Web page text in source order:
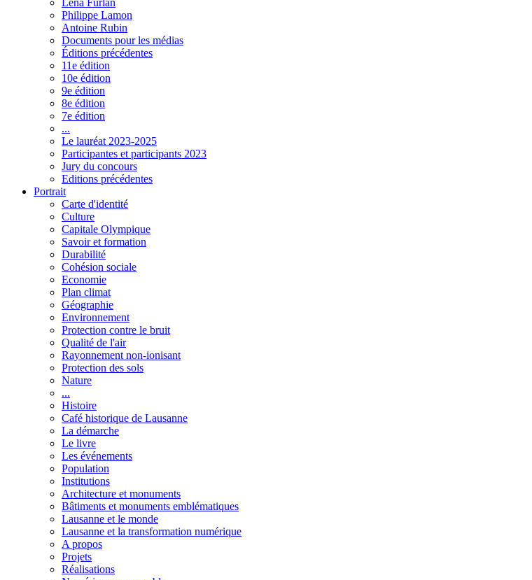
Philippe Lamon
Antoine Rubin
Documents pour les médias
Éditions précédentes
11e édition
10e édition
9e édition
8e édition
7e édition
...
Le lauréat 2023-2025
Participantes et participants 2023
Jury du concours
Editions précédentes
Portrait
Carte d'identité
Culture
Capitale Olympique
Savoir et formation
Durabilité
Cohésion sociale
Economie
Plan climat
Géographie
Environnement
Protection contre le bruit
Qualité de l'air
Rayonnement non-ionisant
Protection des sols
Nature
...
Histoire
Café historique de Lausanne
La démarche
Le livre
Les événements
Population
Institutions
Architecture et monuments
Bâtiments et monuments emblématiques
Lausanne et le monde
Lausanne et la transformation numérique
A propos
Projets
Réalisations